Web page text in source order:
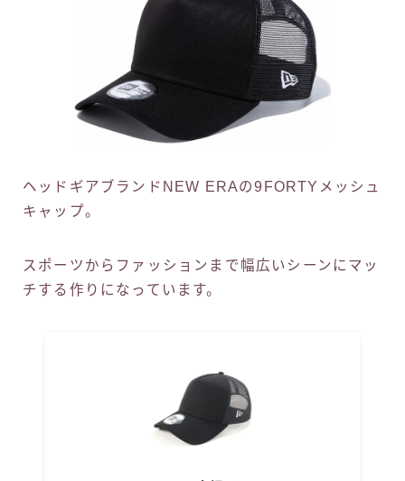
ヘッドギアブランドNEW ERAの9FORTYメッシュ
キャップ。
スポーツからファッションまで幅広いシーンにマッ
チする作りになっています。